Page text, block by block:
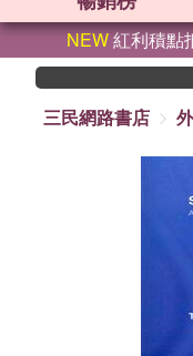
NEW紅利積點
三民網路書店